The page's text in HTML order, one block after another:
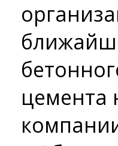
цемента